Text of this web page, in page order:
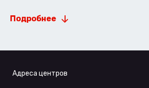
Подробнее
Адреса центров